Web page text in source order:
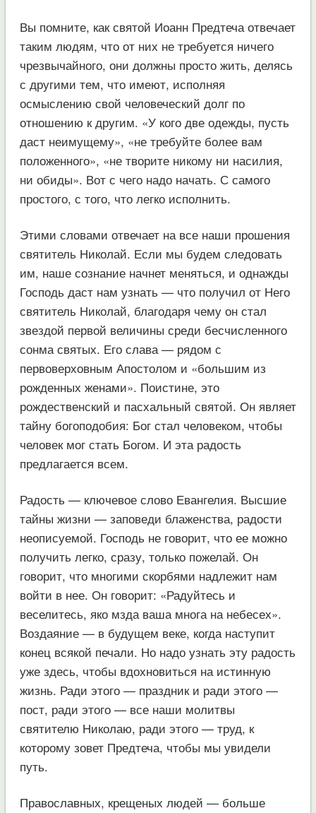
Вы помните, как святой Иоанн Предтеча отвечает
таким людям, что от них не требуется ничего
чрезвычайного, они должны просто жить, делясь
с другими тем, что имеют, исполняя
осмыслению свой человеческий долг по
отношению к другим. «У кого две одежды, пусть
даст неимущему», «не требуйте более вам
положенного», «не творите никому ни насилия,
ни обиды». Вот с чего надо начать. С самого
простого, с того, что легко исполнить.
Этими словами отвечает на все наши прошения
святитель Николай. Если мы будем следовать
им, наше сознание начнет меняться, и однажды
Господь даст нам узнать — что получил от Него
святитель Николай, благодаря чему он стал
звездой первой величины среди бесчисленного
сонма святых. Его слава — рядом с
первоверховным Апостолом и «большим из
рожденных женами». Поистине, это
рождественский и пасхальный святой. Он являет
тайну богоподобия: Бог стал человеком, чтобы
человек мог стать Богом. И эта радость
предлагается всем.
Радость — ключевое слово Евангелия. Высшие
тайны жизни — заповеди блаженства, радости
неописуемой. Господь не говорит, что ее можно
получить легко, сразу, только пожелай. Он
говорит, что многими скорбями надлежит нам
войти в нее. Он говорит: «Радуйтесь и
веселитесь, яко мзда ваша многа на небесех».
Воздаяние — в будущем веке, когда наступит
конец всякой печали. Но надо узнать эту радость
уже здесь, чтобы вдохновиться на истинную
жизнь. Ради этого — праздник и ради этого —
пост, ради этого — все наши молитвы
святителю Николаю, ради этого — труд, к
которому зовет Предтеча, чтобы мы увидели
путь.
Православных, крещеных людей — больше